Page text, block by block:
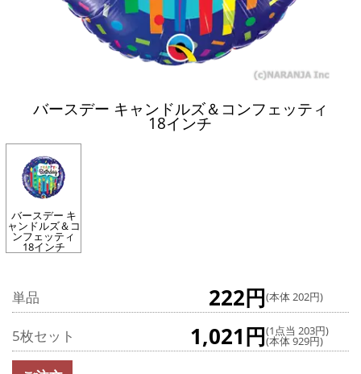
バースデー キャンドルズ＆コンフェッティ
18インチ
バースデー キ
ャンドルズ＆コ
ンフェッティ
18インチ
単品 222円(本体 202円)
5枚セット 1,021円(1点当 203円)
(本体 929円)